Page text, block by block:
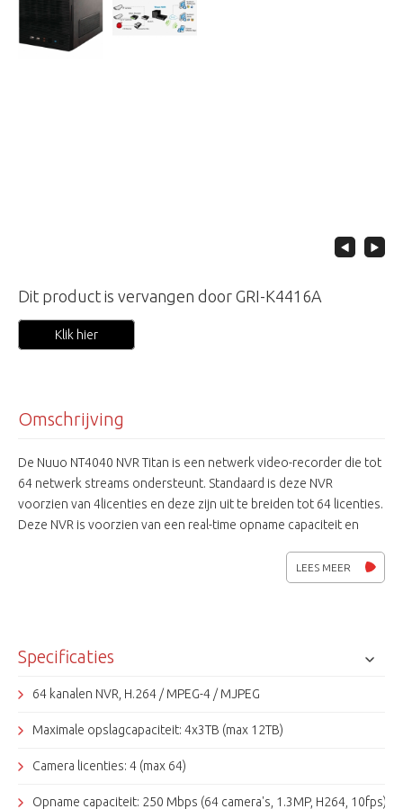
Dit product is vervangen door GRI-K4416A
Klik hier
Omschrijving
De Nuuo NT4040 NVR Titan is een netwerk video-recorder die tot
64 netwerk streams ondersteunt. Standaard is deze NVR
voorzien van 4licenties en deze zijn uit te breiden tot 64 licenties.
Deze NVR is voorzien van een real-time opname capaciteit en
voorzien van 6 USB poorten om bijvoorbeeld een muis aan te
sluiten. Tevens heeft deze NVR een D-sub uitgang voor het live
Standaard is deze NVR voorzien van 4licenties en deze zijn uit te
breiden tot 64 licenties. Voor meer informatie over het
uitbreiding van de licenties neem dan contact met ons op.
LEES MEER
Specificaties
64 kanalen NVR, H.264 / MPEG-4 / MJPEG
Maximale opslagcapaciteit: 4x3TB (max 12TB)
Camera licenties: 4 (max 64)
Opname capaciteit: 250 Mbps (64 camera's, 1.3MP, H264, 10fps)